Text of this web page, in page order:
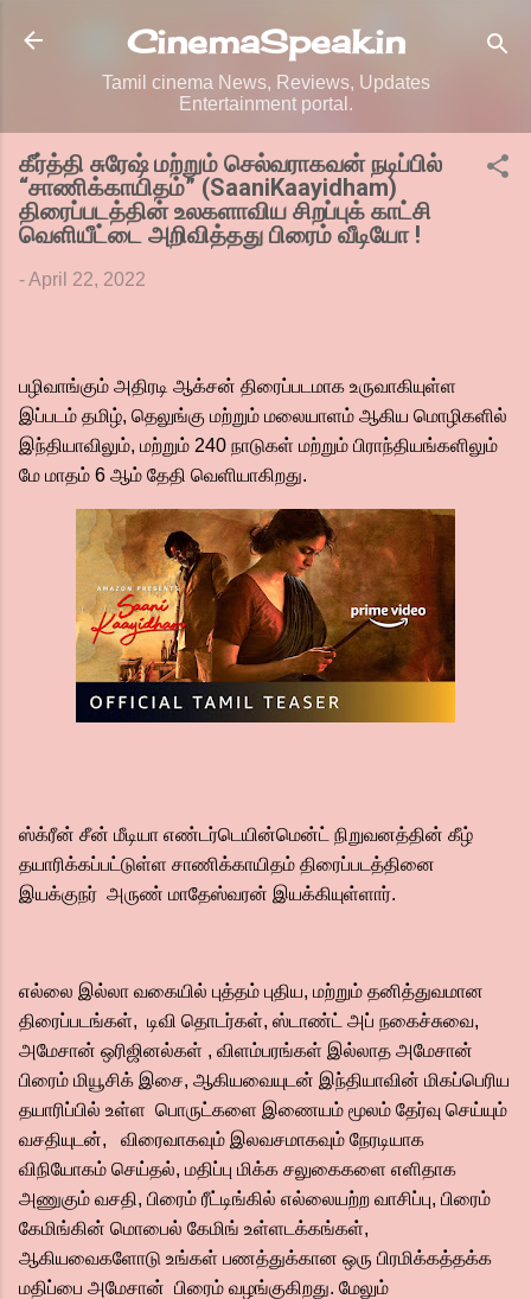
Skip to main content
CinemaSpeak.in
Tamil cinema News, Reviews, Updates
Entertainment portal.
கீர்த்தி சுரேஷ் மற்றும் செல்வராகவன் நடிப்பில்
“சாணிக்காயிதம்” (SaaniKaayidham)
திரைப்படத்தின் உலகளாவிய சிறப்புக் காட்சி
வெளியீட்டை அறிவித்தது பிரைம் வீடியோ !
-April 22, 2022
பழிவாங்கும் அதிரடி ஆக்சன் திரைப்படமாக உருவாகியுள்ள
இப்படம் தமிழ், தெலுங்கு மற்றும் மலையாளம் ஆகிய மொழிகளில்
இந்தியாவிலும், மற்றும் 240 நாடுகள் மற்றும் பிராந்தியங்களிலும்
மே மாதம் 6 ஆம் தேதி வெளியாகிறது.
ஸ்க்ரீன் சீன் மீடியா எண்டர்டெயின்மென்ட் நிறுவனத்தின் கீழ்
தயாரிக்கப்பட்டுள்ள சாணிக்காயிதம் திரைப்படத்தினை
இயக்குநர் அருண் மாதேஸ்வரன் இயக்கியுள்ளார்.
எல்லை இல்லா வகையில் புத்தம் புதிய, மற்றும் தனித்துவமான
திரைப்படங்கள், டிவி தொடர்கள், ஸ்டாண்ட் அப் நகைச்சுவை,
அமேசான் ஒரிஜினல்கள் , விளம்பரங்கள் இல்லாத அமேசான்
பிரைம் மியூசிக் இசை, ஆகியவையுடன் இந்தியாவின் மிகப்பெரிய
தயாரிப்பில் உள்ள பொருட்களை இணையம் மூலம் தேர்வு செய்யும்
வசதியுடன், விரைவாகவும் இலவசமாகவும் நேரடியாக
விநியோகம் செய்தல், மதிப்பு மிக்க சலுகைகளை எளிதாக
அணுகும் வசதி, பிரைம் ரீட்டிங்கில் எல்லையற்ற வாசிப்பு, பிரைம்
கேமிங்கின் மொபைல் கேமிங் உள்ளடக்கங்கள்,
ஆகியவைகளோடு உங்கள் பணத்துக்கான ஒரு பிரமிக்கத்தக்க
மதிப்பை அமேசான் பிரைம் வழங்குகிறது. மேலும்